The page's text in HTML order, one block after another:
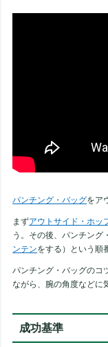
パンチング・バッグをア
まずアウトサイド・ホッ
う。その後、パンチング
ンテンをする）という順
パンチング・バッグのコ
ながら、腕の角度などに
成功基準